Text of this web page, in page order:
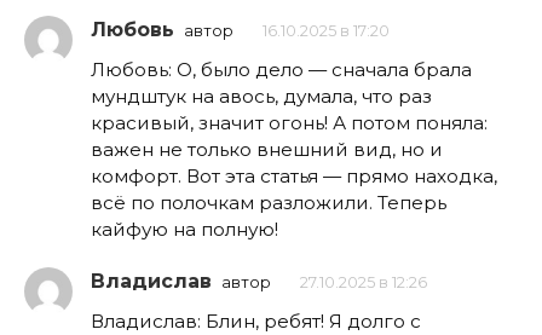
Любовь автор 16.10.2025 в 17:20
Любовь: О, было дело — сначала брала
мундштук на авось, думала, что раз
красивый, значит огонь! А потом поняла:
важен не только внешний вид, но и
комфорт. Вот эта статья — прямо находка,
всё по полочкам разложили. Теперь
кайфую на полную!
Владислав автор 27.10.2025 в 12:26
Владислав: Блин, ребят! Я долго с